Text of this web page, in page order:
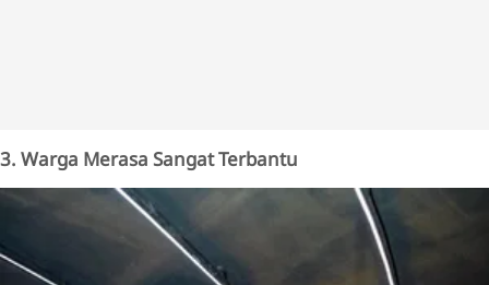
3. Warga Merasa Sangat Terbantu